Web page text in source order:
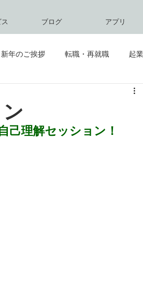
ブログ アプリ
新年のご挨拶 転職・再就職 起業
己理解セッション！